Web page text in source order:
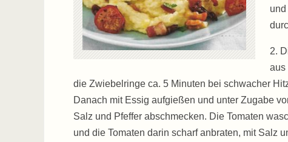
2.
aus
die Zwiebelringe ca. 5 Minuten bei schwacher
Danach mit Essig aufgießen und unter Zugabe
Salz und Pfeffer abschmecken. Die Tomaten
und die Tomaten darin scharf anbraten, mit Salz